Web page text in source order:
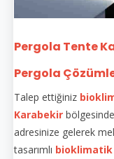
Pergola Tente
Pergola
Talep ettiğiniz
Karabekir
adresinize gelerek
tasarımlı